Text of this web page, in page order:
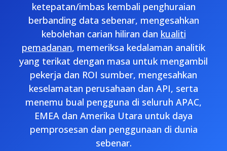
ketepatan/imbas kembali penghuraian
berbanding data sebenar, mengesahkan
kebolehan carian hiliran dan kualiti
pemadanan, memeriksa kedalaman analitik
yang terikat dengan masa untuk mengambil
pekerja dan ROI sumber, mengesahkan
keselamatan perusahaan dan API, serta
menemu bual pengguna di seluruh APAC,
EMEA dan Amerika Utara untuk daya
pemprosesan dan penggunaan di dunia
sebenar.